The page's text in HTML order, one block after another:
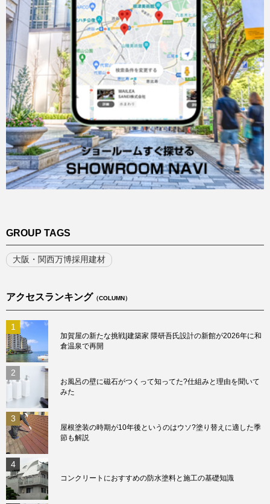
GROUP TAGS
大阪・関西万博採用建材
アクセスランキング （COLUMN）
1
加賀屋の新たな挑戦|建築家 隈研吾氏設計の新館が2026年に和
倉温泉で再開
2
お風呂の壁に磁石がつくって知ってた?仕組みと理由を聞いて
みた
3
屋根塗装の時期が10年後というのはウソ?塗り替えに適した季
節も解説
4
コンクリートにおすすめの防水塗料と施工の基礎知識